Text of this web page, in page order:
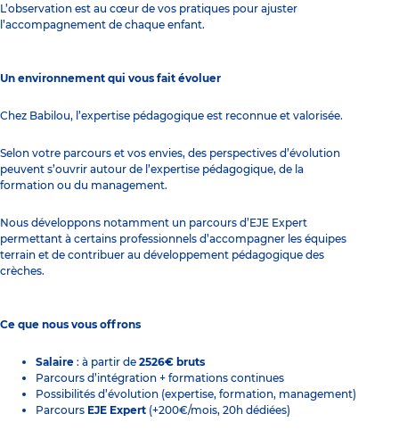
L’observation est au cœur de vos pratiques pour ajuster
l’accompagnement de chaque enfant.
Un environnement qui vous fait évoluer
Chez Babilou, l’expertise pédagogique est reconnue et valorisée.
Selon votre parcours et vos envies, des perspectives d’évolution
peuvent s’ouvrir autour de l’expertise pédagogique, de la
formation ou du management.
Nous développons notamment un parcours d’EJE Expert
permettant à certains professionnels d’accompagner les équipes
terrain et de contribuer au développement pédagogique des
crèches.
Ce que nous vous offrons
Salaire : à partir de 2526€ bruts
Parcours d’intégration + formations continues
Possibilités d’évolution (expertise, formation, management)
Parcours EJE Expert (+200€/mois, 20h dédiées)